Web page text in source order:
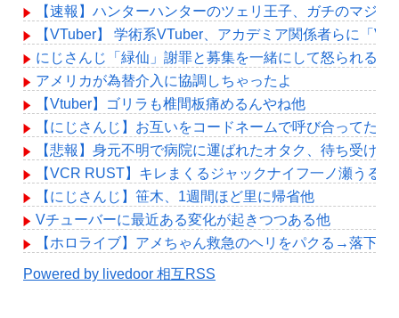
【速報】ハンターハンターのツェリ王子、ガチのマジで
【VTuber】 学術系VTuber、アカデミア関係者らに「
にじさんじ「緑仙」謝罪と募集を一緒にして怒られる
アメリカが為替介入に協調しちゃったよ
【Vtuber】ゴリラも椎間板痛めるんやね他
【にじさんじ】お互いをコードネームで呼び合ってたよ
【悲報】身元不明で病院に運ばれたオタク、待ち受け
【VCR RUST】キレまくるジャックナイフ一ノ瀬うる
【にじさんじ】笹木、1週間ほど里に帰省他
Vチューバーに最近ある変化が起きつつある他
【ホロライブ】アメちゃん救急のヘリをパクる→落下【
Powered by livedoor 相互RSS